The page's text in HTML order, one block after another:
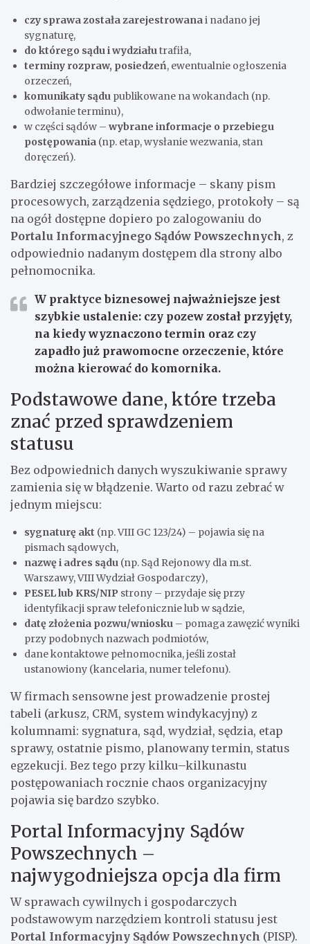
czy sprawa została zarejestrowanai nadano jej
sygnaturę,
do którego sądu i wydziałutrafiła,
terminy rozpraw, posiedzeń, ewentualnie ogłoszenia
orzeczeń,
komunikaty sądu publikowane na wokandach (np.
odwołanie terminu),
w części sądów – wybrane informacje o przebiegu
postępowania (np. etap, wysłanie wezwania, stan
doręczeń).
Bardziej szczegółowe informacje – skany pism
procesowych, zarządzenia sędziego, protokoły – są
na ogół dostępne dopiero po zalogowaniu do
Portalu Informacyjnego Sądów Powszechnych, z
odpowiednio nadanym dostępem dla strony albo
pełnomocnika.
W praktyce biznesowej najważniejsze jest
szybkie ustalenie: czy pozew został przyjęty,
na kiedy wyznaczono termin oraz czy
zapadło już prawomocne orzeczenie, które
można kierować do komornika.
Podstawowe dane, które trzeba
znać przed sprawdzeniem
statusu
Bez odpowiednich danych wyszukiwanie sprawy
zamienia się w błądzenie. Warto od razu zebrać w
jednym miejscu:
sygnaturę akt (np. VIII GC 123/24) – pojawia się na
pismach sądowych,
nazwę i adres sądu (np. Sąd Rejonowy dla m.st.
Warszawy, VIII Wydział Gospodarczy),
PESEL lub KRS/NIP strony – przydaje się przy
identyfikacji spraw telefonicznie lub w sądzie,
datę złożenia pozwu/wniosku – pomaga zawęzić wyniki
przy podobnych nazwach podmiotów,
dane kontaktowe pełnomocnika, jeśli został
ustanowiony (kancelaria, numer telefonu).
W firmach sensowne jest prowadzenie prostej
tabeli (arkusz, CRM, system windykacyjny) z
kolumnami: sygnatura, sąd, wydział, sędzia, etap
sprawy, ostatnie pismo, planowany termin, status
egzekucji. Bez tego przy kilku–kilkunastu
postępowaniach rocznie chaos organizacyjny
pojawia się bardzo szybko.
Portal Informacyjny Sądów
Powszechnych –
najwygodniejsza opcja dla firm
W sprawach cywilnych i gospodarczych
podstawowym narzędziem kontroli statusu jest
Portal Informacyjny Sądów Powszechnych (PISP).